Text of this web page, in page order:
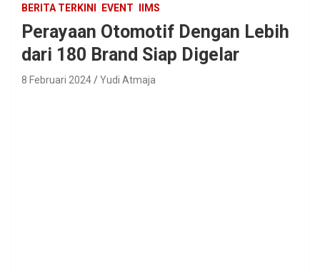
BERITA TERKINI EVENT IIMS
Perayaan Otomotif Dengan Lebih
dari 180 Brand Siap Digelar
8 Februari 2024 Yudi Atmaja